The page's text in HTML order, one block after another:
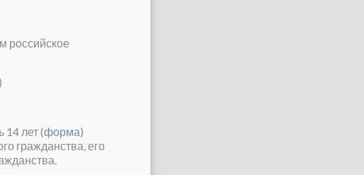
российское
)
14 лет (форма)
гражданства, его